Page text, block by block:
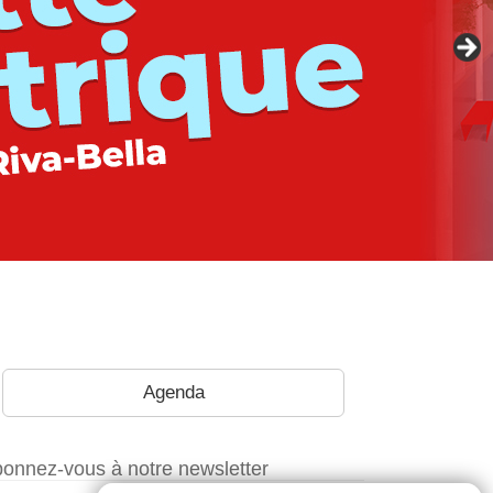
Agenda
vous à notre newsletter